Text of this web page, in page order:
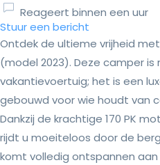
Reageert binnen een uur
Stuur een bericht
Ontdek de ultieme vrijheid
(model 2023). Deze camper
vakantievoertuig; het is een
gebouwd voor wie houdt van
Dankzij de krachtige 170 PK
rijdt u moeiteloos door de
komt volledig ontspannen